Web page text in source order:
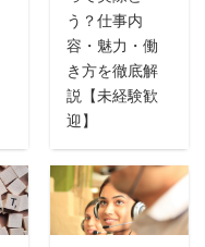
う？仕事内
容・魅力・働
き方を徹底解
説【未経験歓
迎】